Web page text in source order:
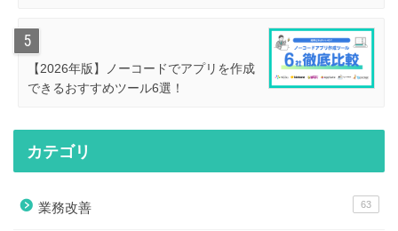
【2026年版】ノーコードでアプリを作成
できるおすすめツール6選！
カテゴリ
業務改善 63